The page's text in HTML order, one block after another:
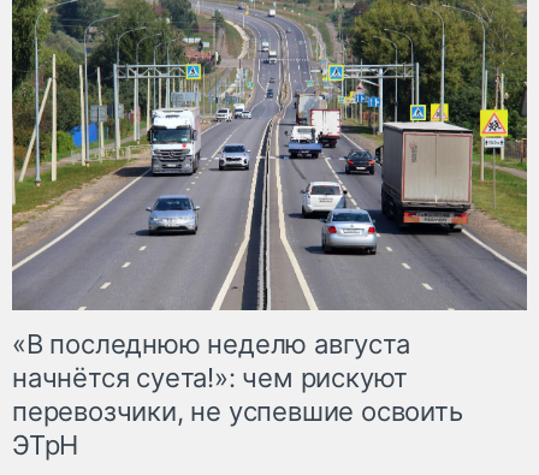
«В последнюю неделю августа
начнётся суета!»: чем рискуют
перевозчики, не успевшие освоить
ЭТрН